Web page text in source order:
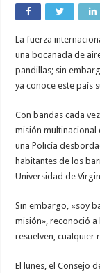
La fuerza
una bocanada de
pandillas; sin
ya conoce este país
Con bandas cada
misión multinacional
una Policía
habitantes de los
Universidad de
Sin embargo, «soy
misión», reconoció a
resuelven, cualquier
El lunes, el Consejo